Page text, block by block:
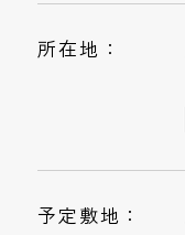
所在地：
予定敷地：